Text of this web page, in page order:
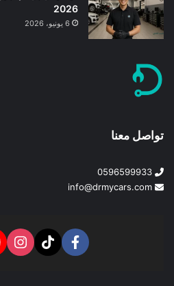
2026
6 يونيو، 2026
تواصل معنا
0596599933
info@drmycars.com